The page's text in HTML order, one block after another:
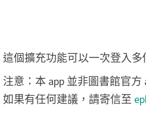
這個擴充功能可以一次登入
注意：本 app 並非圖書館官方
如果有任何建議，請寄信至